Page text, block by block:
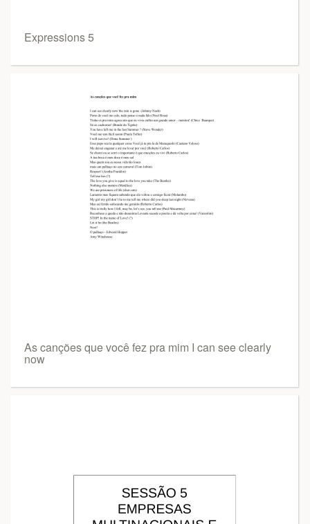
Expressions 5
As canções que você fez pra mim I can see clearly
now